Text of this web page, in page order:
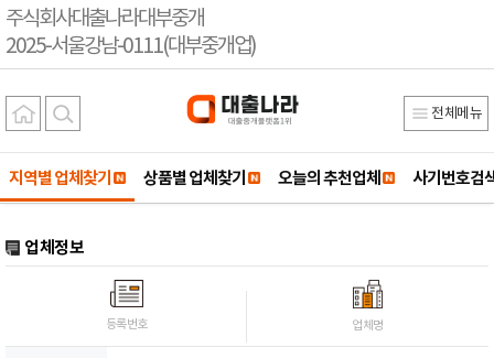
주식회사대출나라대부중개
2025-서울강남-0111(대부중개업)
전체메뉴
지역별 업체찾기 상품별 업체찾기 오늘의 추천업체 사기번호검
업체정보
등록번호 업체명